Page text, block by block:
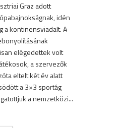
Graz adott
idén
a kontinensviadalt. A
elégedettek volt
a szervezők
eltelt két év alatt
a 3×3 sportág
a nemzetközi...